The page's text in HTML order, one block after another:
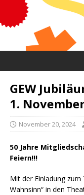
GEW
1.
November 20, 2024
50 Jahre
Feiern!!!
Mit der Einladung
Wahnsinn“ in den